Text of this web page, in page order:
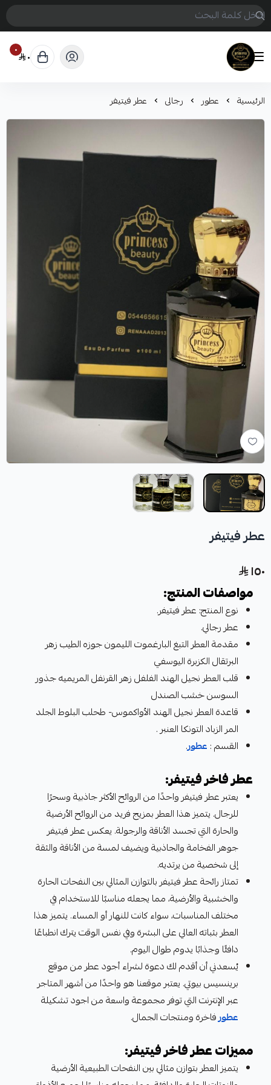
Princess beauty
٠ ٠
الرئيسية عطور رجالى عطر فيتيفر
عطر فيتيفر
١٥٠
مواصفات المنتج:
نوع المنتج: عطر فيتيفر.
عطر رجالي.
مقدمة العطر التبغ البارغموت الليمون جوزه الطيب زهر
البرتقال الكزبرة اليوسفي
قلب العطر نجيل الهند الفلفل زهر القرنفل المريميه جذور
السوسن خشب الصندل
قاعدة العطر نجيل الهند الأواكموس- طحلب البلوط الجلد
المر الزباد التونكا العنبر .
القسم : عطور.
عطر فاخر فيتيفر:
يعتبر عطر فيتيفر واحدًا من الروائح الأكثر جاذبية وسحرًا
للرجال. يتميز هذا العطر بمزيج فريد من الروائح الأرضية
والحارة التي تجسد الأناقة والرجولة. يعكس عطر فيتيفر
جوهر الفخامة والجاذبية ويضيف لمسة من الأناقة والثقة
إلى شخصية من يرتديه.
تمتاز رائحة عطر فيتيفر بالتوازن المثالي بين النفحات الحارة
والخشبية والأرضية، مما يجعله مناسبًا للاستخدام في
مختلف المناسبات، سواء كانت للنهار أو المساء. يتميز هذا
العطر بثباته العالي على البشرة وفي نفس الوقت يترك انطباعًا
دافئًا وجذابًا يدوم طوال اليوم.
يُسعدني أن أقدم لك دعوة لشراء أجود عطر من موقع
برينسيس بيوتي. يعتبر موقعنا هو واحدًا من أشهر المتاجر
عبر الإنترنت التي توفر مجموعة واسعة من اجود تشكيلة
عطورفاخرة ومنتجات الجمال.
مميزات عطر فاخر فيتيفر:
يتميز العطر بتوازن مثالي بين النفحات الطبيعية الأرضية